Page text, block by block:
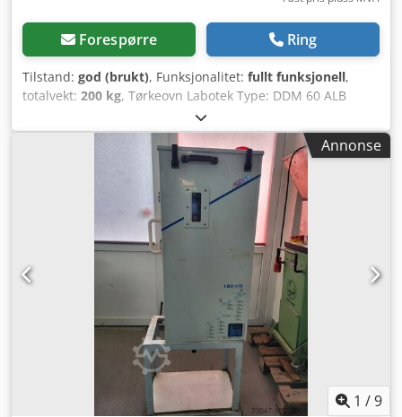
Forespørre Ring
Tilstand: god (brukt), Funksjonalitet: fullt funksjonell,
totalvekt: 200 kg, Tørkeovn Labotek Type: DDM 60 ALB
Materialtransportør Labotek CON-EVATOR Type: PGT
4/DDM Effekt: 0,5 kW Dcodpevrubnefx Ai Sjk
PRISREDUKSJON FRA 1150 TIL 850 EUR!!!
Annonse
1 /9